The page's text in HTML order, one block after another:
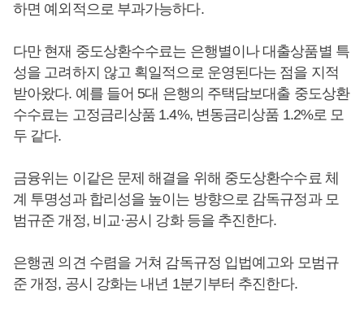
하면 예외적으로 부과가능하다.
다만 현재 중도상환수수료는 은행별이나 대출상품별 특
성을 고려하지 않고 획일적으로 운영된다는 점을 지적
받아왔다. 예를 들어 5대 은행의 주택담보대출 중도상환
수수료는 고정금리상품 1.4%, 변동금리상품 1.2%로 모
두 같다.
금융위는 이같은 문제 해결을 위해 중도상환수수료 체
계 투명성과 합리성을 높이는 방향으로 감독규정과 모
범규준 개정, 비교·공시 강화 등을 추진한다.
은행권 의견 수렴을 거쳐 감독규정 입법예고와 모범규
준 개정, 공시 강화는 내년 1분기부터 추진한다.